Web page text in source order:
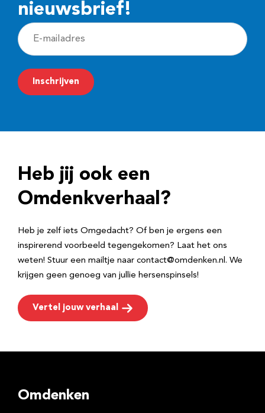
nieuwsbrief!
E
-
m
a
r
e
Inschrijven
Heb jij ook een
Omdenkverhaal?
Heb je zelf iets Omgedacht? Of ben je ergens een
inspirerend voorbeeld tegengekomen? Laat het ons
weten! Stuur een mailtje naar contact@omdenken.nl. We
krijgen geen genoeg van jullie hersenspinsels!
Vertel jouw verhaal
Omdenken